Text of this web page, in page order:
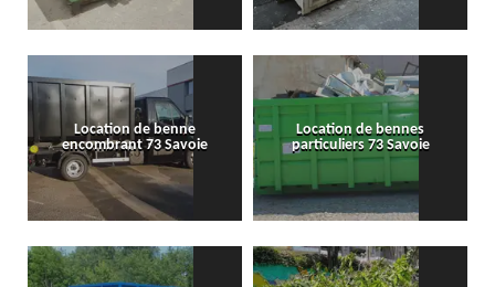
Location de benne
encombrant 73 Savoie
Location de bennes
particuliers 73 Savoie